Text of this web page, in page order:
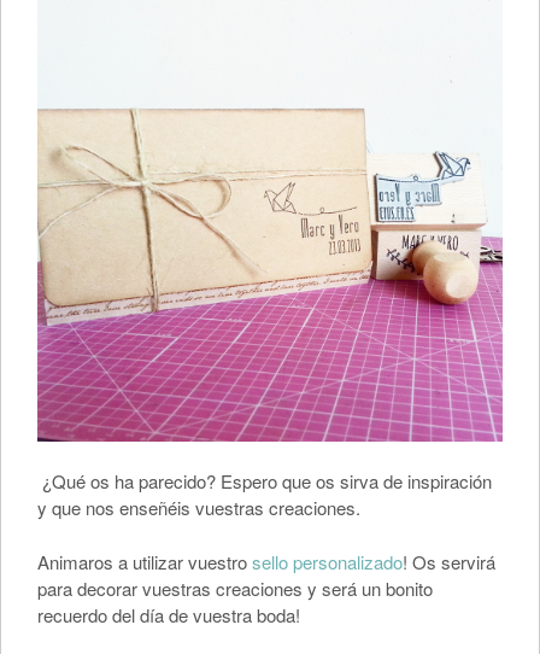
¿Qué os ha parecido? Espero que os sirva de inspiración
y que nos enseñéis vuestras creaciones.
Animaros a utilizar vuestrosello personalizado! Os servirá
para decorar vuestras creaciones y será un bonito
recuerdo del día de vuestra boda!